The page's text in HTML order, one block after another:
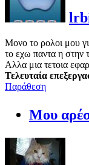
Μονο το ρολοι μου
το εχω παντα η στην
Αλλα μια τετοια
Τελευταία
Παράθεση
Μου